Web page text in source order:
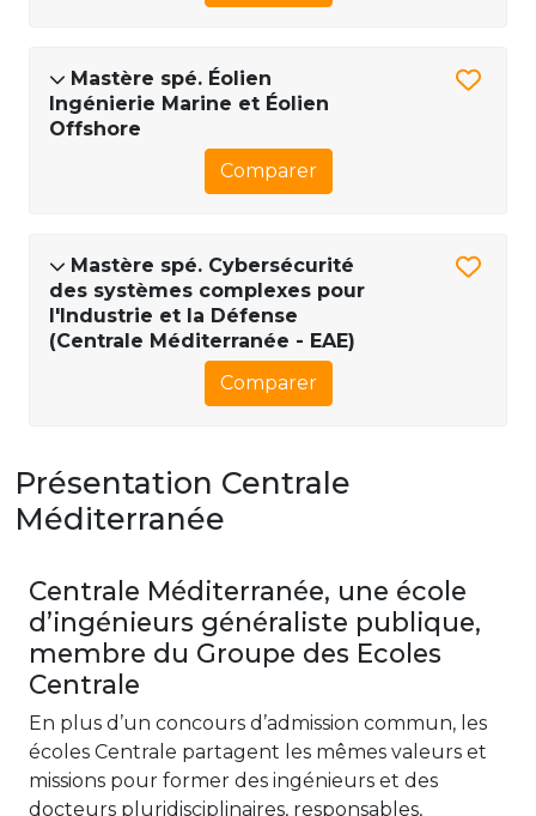
Mastère spé. Éolien
Ingénierie Marine et Éolien
Offshore
Comparer
Mastère spé. Cybersécurité
des systèmes complexes pour
l'Industrie et la Défense
(Centrale Méditerranée - EAE)
Comparer
Présentation Centrale
Méditerranée
Centrale Méditerranée, une école
d’ingénieurs généraliste publique,
membre du Groupe des Ecoles
Centrale
En plus d’un concours d’admission commun, les
écoles Centrale partagent les mêmes valeurs et
missions pour former des ingénieurs et des
docteurs pluridisciplinaires, responsables,